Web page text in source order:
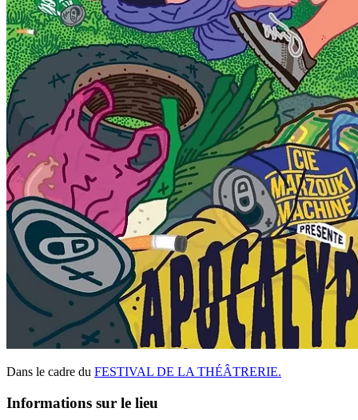
Dans le cadre du FESTIVAL DE LA THÉÂTRERIE.
Informations sur le lieu